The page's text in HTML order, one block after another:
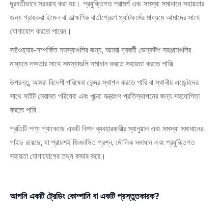
দূরবর্তীভাবে সরবরাহ করা হয়। প্রযুক্তিগত পরামর্শ এবং সমস্যা সমাধানে সহায়তার
জন্য গ্রাহকরা ইমেল বা তাত্ক্ষণিক বার্তাপ্রেরণ প্ল্যাটফর্মের মাধ্যমে আমাদের সাথে
যোগাযোগ করতে পারেন।
সফ্টওয়্যার-সম্পর্কিত সমস্যাগুলির জন্য, আমরা দূরবর্তী ডেস্কটপ সরঞ্জামগুলির
মাধ্যমে দক্ষতার সাথে সমস্যাগুলি সমাধান করতে সহায়তা করতে পারি৷
উপরন্তু, আমরা বিদেশী পরিষেবা কেন্দ্র স্থাপন করতে পারি বা স্থানীয় এজেন্টদের
সাথে সাইট মেরামত পরিষেবা এবং খুচরা যন্ত্রাংশ প্রতিস্থাপনের জন্য সহযোগিতা
করতে পারি।
প্রতিটি পণ্য প্যাকেজে একটি বিশদ ব্যবহারকারীর ম্যানুয়াল এবং সমস্যা সমাধানের
গাইড রয়েছে, যা প্রায়শই জিজ্ঞাসিত প্রশ্ন, মৌলিক সমাধান এবং প্রযুক্তিগত
সহায়তা যোগাযোগের তথ্য কভার করে।
আপনি একটি ট্রেডিং কোম্পানি বা একটি প্রস্তুতকারক?